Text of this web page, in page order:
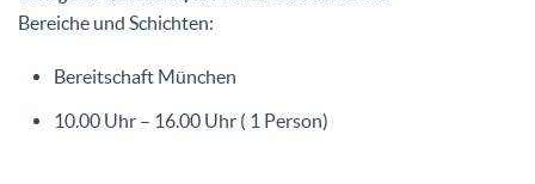
Bereiche und Schichten:
Bereitschaft München
10.00 Uhr – 16.00 Uhr ( 1 Person)